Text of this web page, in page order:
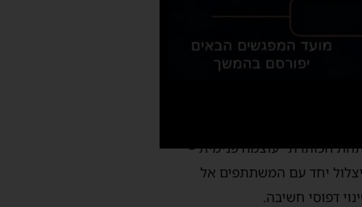
הכותרת "עוצמה פנימית –
יחד עם המשתתפים אל
דפוסי חשיבה.